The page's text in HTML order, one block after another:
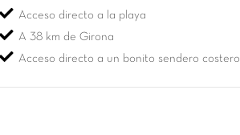
Acceso directo a la playa
A 38 km de Girona
Acceso directo a un bonito sendero costero